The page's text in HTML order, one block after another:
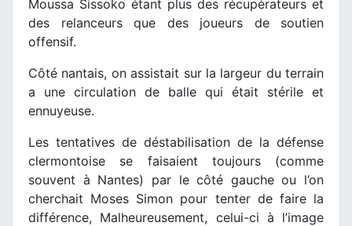
Moussa Sissoko étant plus des récupérateurs et
des relanceurs que des joueurs de soutien
offensif.
Côté nantais, on assistait sur la largeur du terrain
a une circulation de balle qui était stérile et
ennuyeuse.
Les tentatives de déstabilisation de la défense
clermontoise se faisaient toujours (comme
souvent à Nantes) par le côté gauche ou l’on
cherchait Moses Simon pour tenter de faire la
différence, Malheureusement, celui-ci à l’image